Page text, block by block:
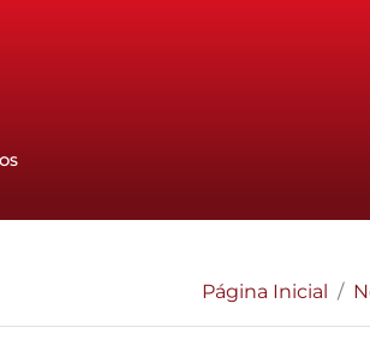
Página Inicial